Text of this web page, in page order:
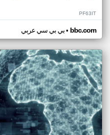
PF63IT
بي بي سي عربي• bbc.com